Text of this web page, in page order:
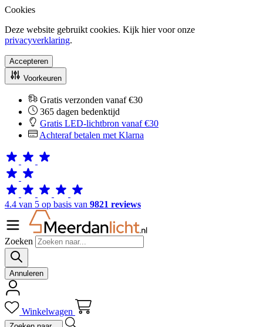
Cookies
Deze website gebruikt cookies. Kijk hier voor onze
privacyverklaring.
Accepteren
Voorkeuren
Gratis verzonden vanaf €30
365 dagen bedenktijd
Gratis LED-lichtbron vanaf €30
Achteraf betalen met Klarna
4.4 van 5 op basis van 9821 reviews
Zoeken
Annuleren
Winkelwagen